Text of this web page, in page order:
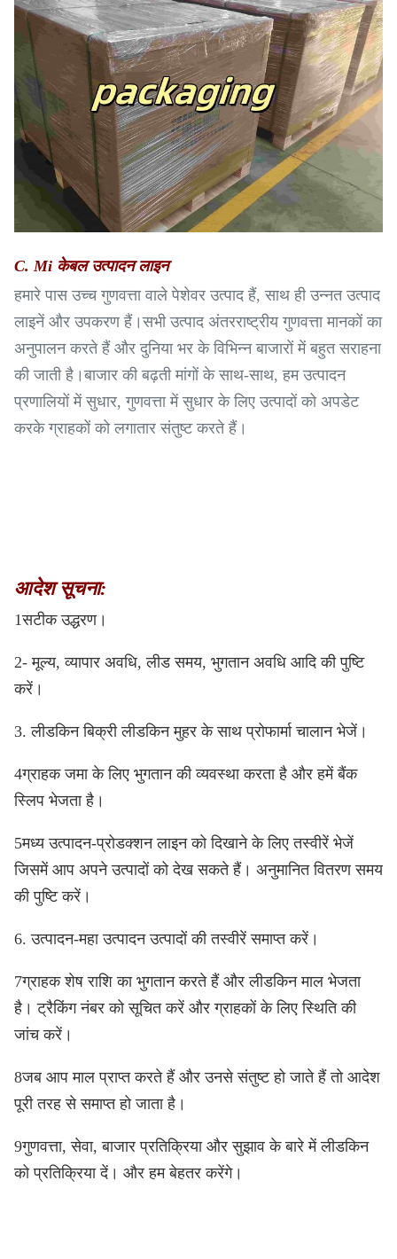
C. Mi केबल उत्पादन लाइन
हमारे पास उच्च गुणवत्ता वाले पेशेवर उत्पाद हैं, साथ ही उन्नत उत्पाद
लाइनें और उपकरण हैं।सभी उत्पाद अंतरराष्ट्रीय गुणवत्ता मानकों का
अनुपालन करते हैं और दुनिया भर के विभिन्न बाजारों में बहुत सराहना
की जाती है।बाजार की बढ़ती मांगों के साथ-साथ, हम उत्पादन
प्रणालियों में सुधार, गुणवत्ता में सुधार के लिए उत्पादों को अपडेट
करके ग्राहकों को लगातार संतुष्ट करते हैं।
आदेश सूचना:
1सटीक उद्धरण।
2- मूल्य, व्यापार अवधि, लीड समय, भुगतान अवधि आदि की पुष्टि
करें।
3. लीडकिन बिक्री लीडकिन मुहर के साथ प्रोफार्मा चालान भेजें।
4ग्राहक जमा के लिए भुगतान की व्यवस्था करता है और हमें बैंक
स्लिप भेजता है।
5मध्य उत्पादन-प्रोडक्शन लाइन को दिखाने के लिए तस्वीरें भेजें
जिसमें आप अपने उत्पादों को देख सकते हैं। अनुमानित वितरण समय
की पुष्टि करें।
6. उत्पादन-महा उत्पादन उत्पादों की तस्वीरें समाप्त करें।
7ग्राहक शेष राशि का भुगतान करते हैं और लीडकिन माल भेजता
है। ट्रैकिंग नंबर को सूचित करें और ग्राहकों के लिए स्थिति की
जांच करें।
8जब आप माल प्राप्त करते हैं और उनसे संतुष्ट हो जाते हैं तो आदेश
पूरी तरह से समाप्त हो जाता है।
9गुणवत्ता, सेवा, बाजार प्रतिक्रिया और सुझाव के बारे में लीडकिन
को प्रतिक्रिया दें। और हम बेहतर करेंगे।